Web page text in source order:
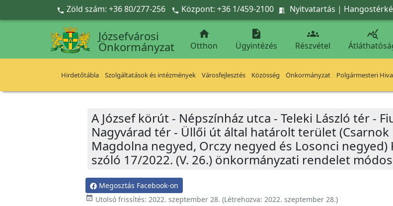
Ugrás a fő tartalomra
 Zöld szám: +36 80/277-256  Központ: +36 1/459-2100  Nyitvatartás |
Józsefvárosi
Önkormányzat

Otthon

Ügyintézés

Részvétel

Hirdetőtábla Szolgáltatások és intézmények Városfejlesztés Közösség Önkormányzat Polgármesteri
A József körút - Népszínház utca - Teleki László tér -
Nagyvárad tér - Üllői út által határolt terület
Magdolna negyed, Orczy negyed és Losonci negyed)
szóló 17/2022. (V. 26.) önkormányzati rendelet
Megosztás Facebook-on
event_available Utolsó frissítés: 2022. szeptember 28. (Létrehozva: 2022. szeptember 28.)